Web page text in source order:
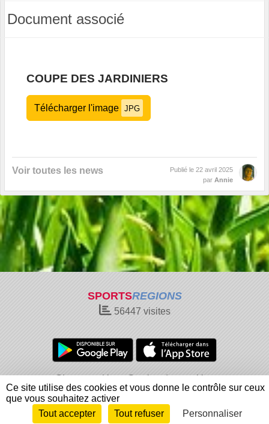
Document associé
COUPE DES JARDINIERS
Télécharger l'image JPG
Voir toutes les news Publié le 22 avril 2025
par Annie
SPORTSREGIONS
56447 visites
Charte cookies
Gestion des cookies
Informations légales
Signaler un contenu inapproprié
Envie de participer ? Connexion
Ce site utilise des cookies et vous donne le contrôle sur ceux
que vous souhaitez activer
Tout accepter
Tout refuser Personnaliser